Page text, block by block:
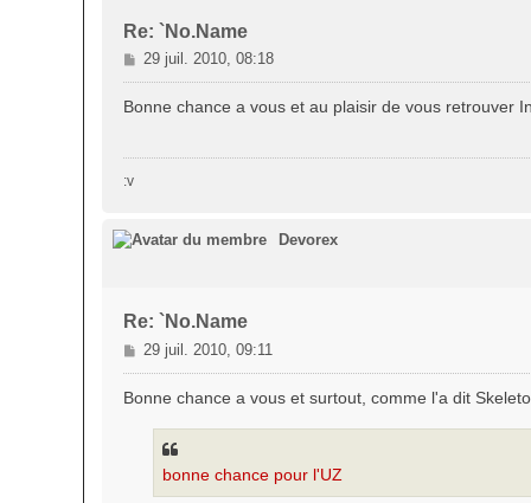
Re: `No.Name
M
e
s
g
29 juil. 2010, 08:18
Bonne chance a vous et au plaisir de vous retrouver
:v
Devorex
Re: `No.Name
M
e
s
29 juil. 2010, 09:11
Bonne chance a vous et surtout, comme l'a dit
bonne chance pour l'UZ